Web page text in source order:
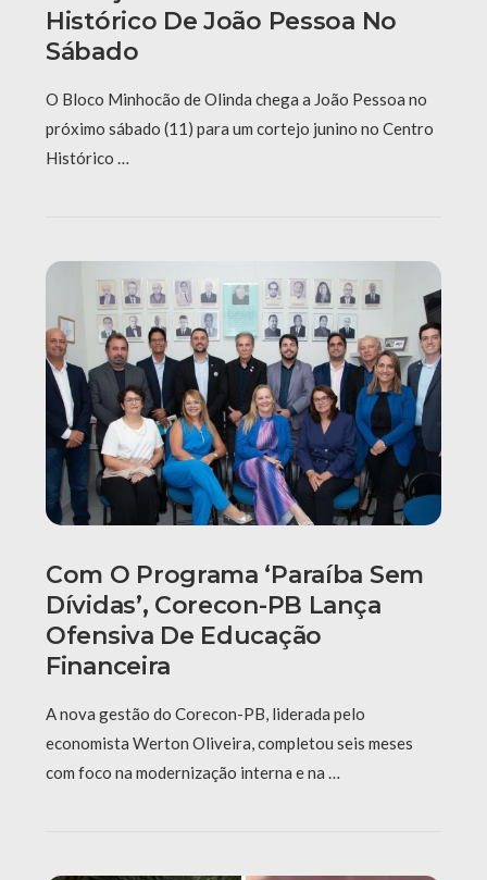
Histórico De João Pessoa No
Sábado
O Bloco Minhocão de Olinda chega a João Pessoa no
próximo sábado (11) para um cortejo junino no Centro
Histórico …
Com O Programa ‘Paraíba Sem
Dívidas’, Corecon-PB Lança
Ofensiva De Educação
Financeira
A nova gestão do Corecon-PB, liderada pelo
economista Werton Oliveira, completou seis meses
com foco na modernização interna e na …